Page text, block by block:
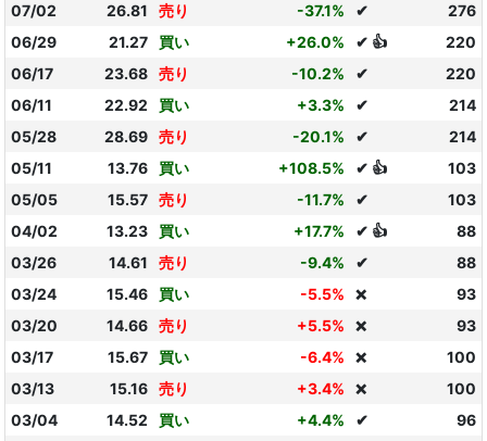
07/02
26.81 売り -37.1% ✔
276
06/29
21.27 買い +26.0% ✔ 👍
220
06/17
23.68 売り -10.2% ✔
220
06/11
22.92 買い +3.3% ✔
214
05/28
28.69 売り -20.1% ✔
214
05/11
13.76 買い +108.5% ✔ 👍
103
05/05
15.57 売り -11.7% ✔
103
04/02
13.23 買い +17.7% ✔ 👍
88
03/26
14.61 売り -9.4% ✔
88
03/24
15.46 買い -5.5% ❌
93
03/20
14.66 売り +5.5% ❌
93
03/17
15.67 買い -6.4% ❌
100
03/13
15.16 売り +3.4% ❌
100
03/04
14.52 買い +4.4% ✔
96